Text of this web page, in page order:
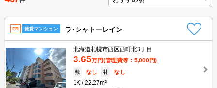
PR 賃貸マンション ラ･シャトーレイン
北海道札幌市西区西町北3丁目
3.65万円(管理費等：5,000円)
敷
なし 礼
なし
1K
22.27m²